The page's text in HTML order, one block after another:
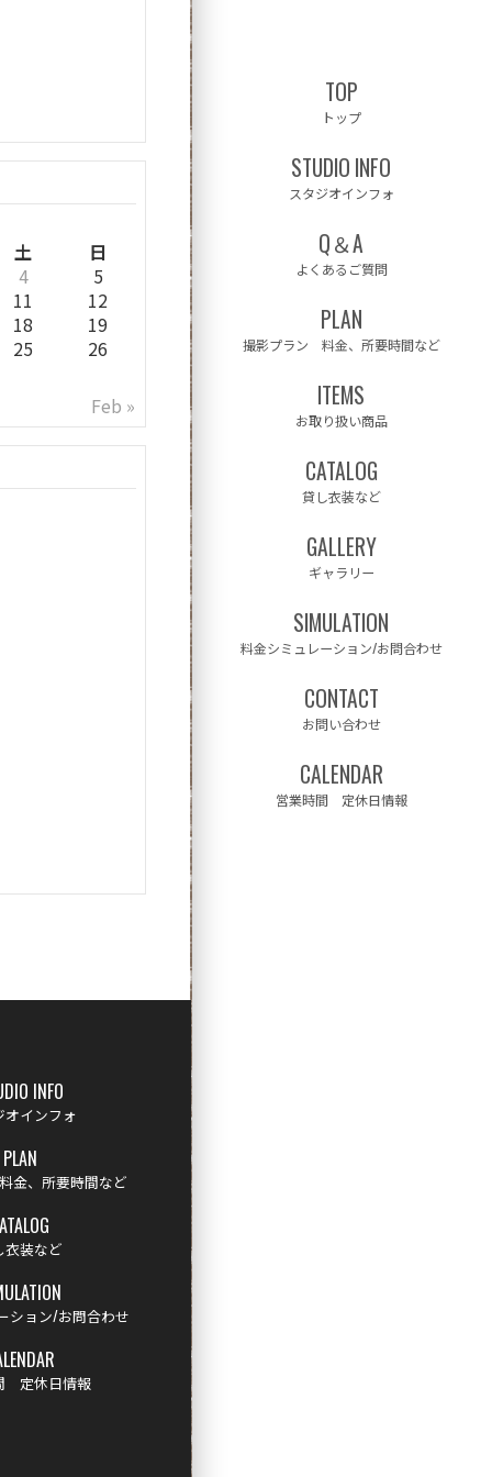
土 日
Feb »
4
5
11
12
18
19
25
26
INFO
オインフォ
PLAN
金、所要時間など
衣装など
ション/お問合わせ
定休日情報
TOP
トップ
STUDIO INFO
スタジオインフォ
Q＆A
よくあるご質問
PLAN
撮影プラン 料金、所要時間など
ITEMS
お取り扱い商品
CATALOG
貸し衣装など
GALLERY
ギャラリー
SIMULATION
料金シミュレーション/お問合わせ
CONTACT
お問い合わせ
CALENDAR
営業時間 定休日情報